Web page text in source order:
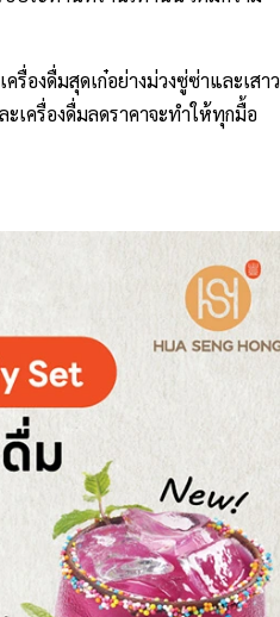
รื่องดื่มสุดเก๋อย่างม่วงซู่ซ่าและเสาว
เครื่องดื่มลดราคาจะทำให้ทุกมื้อ